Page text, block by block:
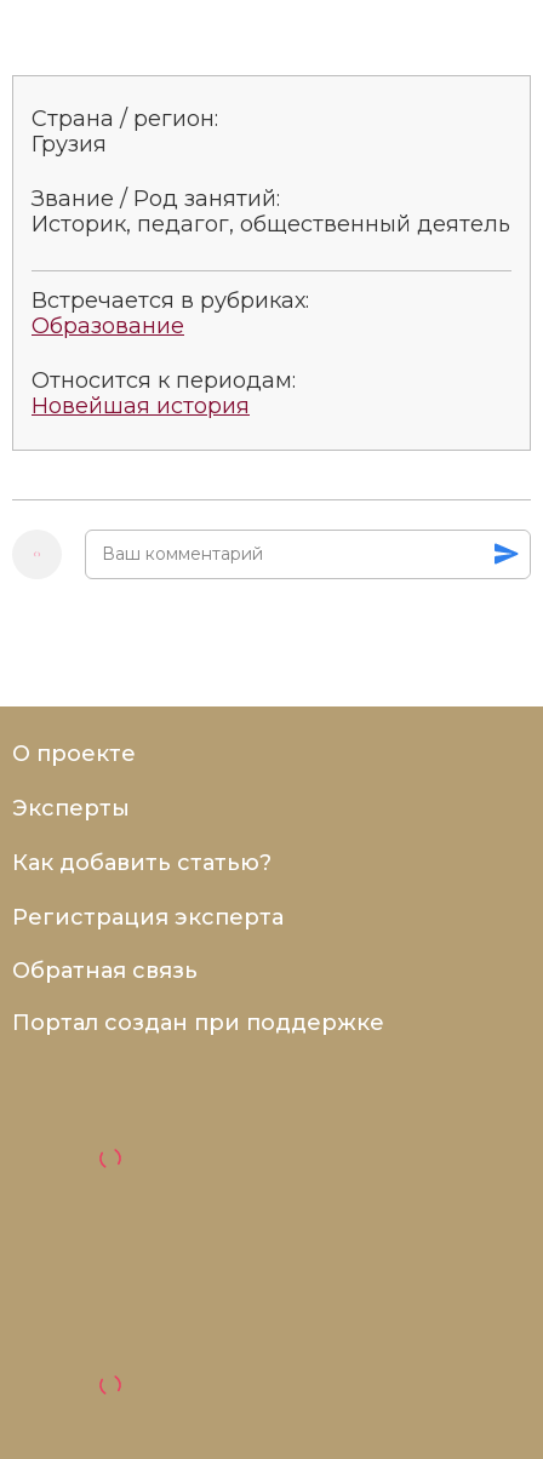
Страна / регион:
Грузия
Звание / Род занятий:
Историк, педагог, общественный деятель
Встречается в рубриках:
Образование
Относится к периодам:
Новейшая история
О проекте
Эксперты
Как добавить статью?
Регистрация эксперта
Обратная связь
Портал создан при поддержке